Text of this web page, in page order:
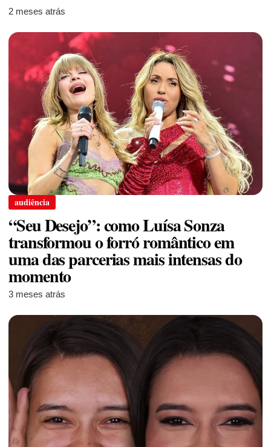
2 meses atrás
audiência
“Seu Desejo”: como Luísa Sonza
transformou o forró romântico em
uma das parcerias mais intensas do
momento
3 meses atrás